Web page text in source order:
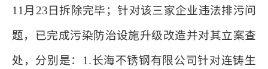
11月23日拆除完毕；针对该三家企业违法排污问
题，已完成污染防治设施升级改造并对其立案查
处，分别是：1.长海不锈钢有限公司针对连铸生